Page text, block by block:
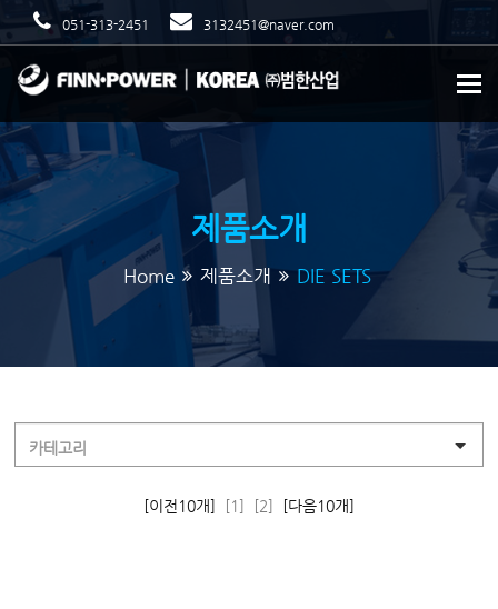
051-313-2451 3132451@naver.com
제품소개
Home 제품소개 DIE SETS
카테고리
[이전10개] [1] [2] [다음10개]